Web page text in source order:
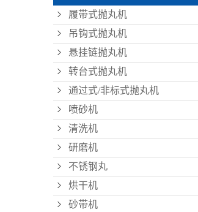
履带式抛丸机
吊钩式抛丸机
悬挂链抛丸机
转台式抛丸机
通过式/非标式抛丸机
喷砂机
清洗机
研磨机
不锈钢丸
烘干机
砂带机